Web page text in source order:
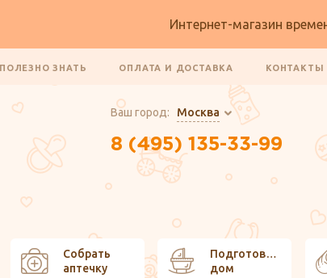
Интернет-магазин
ПОЛЕЗНО ЗНАТЬ ОПЛАТА И ДОСТАВКА КОНТАКТЫ
Ваш город: Москва
8 (495) 135-33-99
Собрать
аптечку
Подготовить
дом